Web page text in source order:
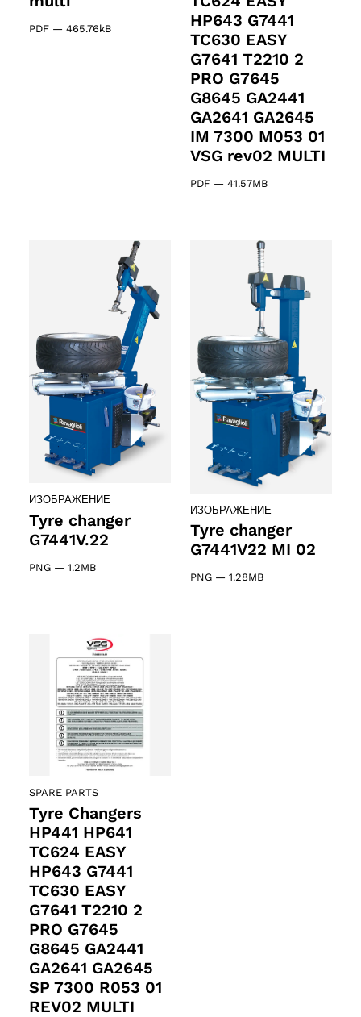
(61)
5 products
PDF — 465.76kB
HP643 G7441
TC630 EASY
G7641 T2210 2
PRO G7645
G8645 GA2441
GA2641 GA2645
IM 7300 M053 01
VSG rev02 MULTI
PDF — 41.57MB
ИЗОБРАЖЕНИЕ
Tyre changer
G7441V.22
PNG — 1.2MB
ИЗОБРАЖЕНИЕ
Tyre changer
G7441V22 MI 02
PNG — 1.28MB
SPARE PARTS
Tyre Changers
HP441 HP641
TC624 EASY
HP643 G7441
TC630 EASY
G7641 T2210 2
PRO G7645
G8645 GA2441
GA2641 GA2645
SP 7300 R053 01
REV02 MULTI